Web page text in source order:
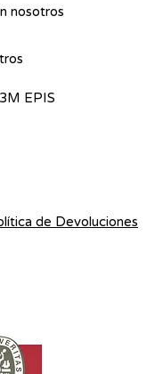
nosotros
EPIS
de Devoluciones